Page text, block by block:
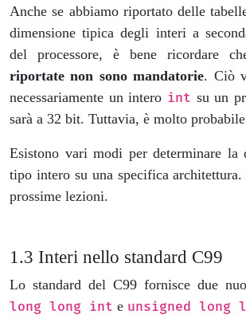
Anche se abbiamo riportato delle
dimensione tipica degli interi a
del processore, è bene ricordare
riportate non sono mandatorie. Ciò
necessariamente un intero int su un
sarà a 32 bit. Tuttavia, è molto
Esistono vari modi per determinare la
tipo intero su una specifica
prossime lezioni.
Interi nello standard C99
Lo standard del C99 fornisce due
long long int e unsigned long